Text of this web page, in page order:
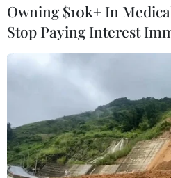
Hiện trường vụ nổ
Owning $10k+ In
Stop Paying Interest